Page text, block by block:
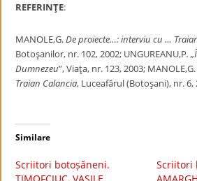
REFERINŢE:
MANOLE,G.De proiecte…: interviu cu …
Botoşanilor, nr. 102, 2002; UNGUREANU,P.
Dumnezeu”, Viaţa, nr. 123, 2003;
Traian Calancia, Luceafărul (Botoşani), nr. 6,
Similare
Scriitori botoșăneni.
Scriitori